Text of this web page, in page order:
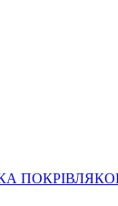
ПОКРІВЛЯ